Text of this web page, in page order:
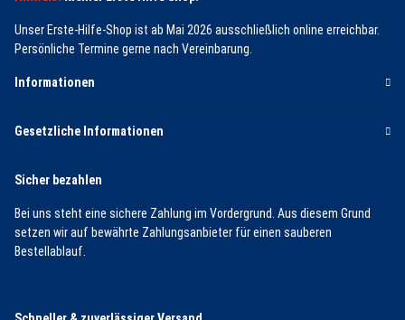
Unser Erste-Hilfe-Shop ist ab Mai 2026 ausschließlich online erreichbar.
Persönliche Termine gerne nach Vereinbarung.
Informationen
Gesetzliche Informationen
Sicher bezahlen
Bei uns steht eine sichere Zahlung im Vordergrund. Aus diesem Grund
setzen wir auf bewährte Zahlungsanbieter für einen sauberen
Bestellablauf.